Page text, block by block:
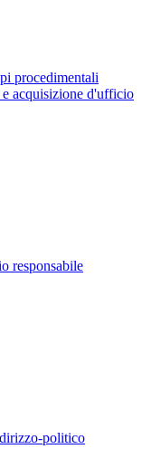
procedimentali
acquisizione d'ufficio
responsabile
politico